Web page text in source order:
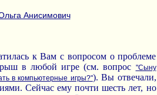
Анисимович
к Вам с вопросом о проблеме
в любой игре (см. вопрос "Сыну
в компьютерные игры?"). Вы отвечали,
Сейчас ему почти шесть лет, но